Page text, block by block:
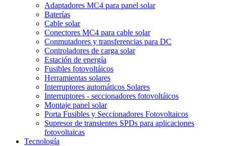
Adaptadores MC4 para panel solar
Baterías
Cable solar
Conectores MC4 para cable solar
Conmutadores y transferencias para DC
Controladores de carga solar
Estación de energía
Fusibles fotovoltáicos
Herramientas solares
Interruptores automáticos Solares
Interruptores - seccionadores fotovoltáicos
Montaje panel solar
Porta Fusibles y Seccionadores Fotovoltaicos
Supresor de transientes SPDs para aplicaciones
fotovoltaicas
Tecnología